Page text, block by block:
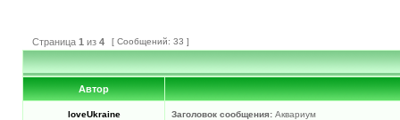
Страница 1 из 4 [ Сообщений: 33 ]
Автор
loveUkraine Заголовок сообщения: Аквариум